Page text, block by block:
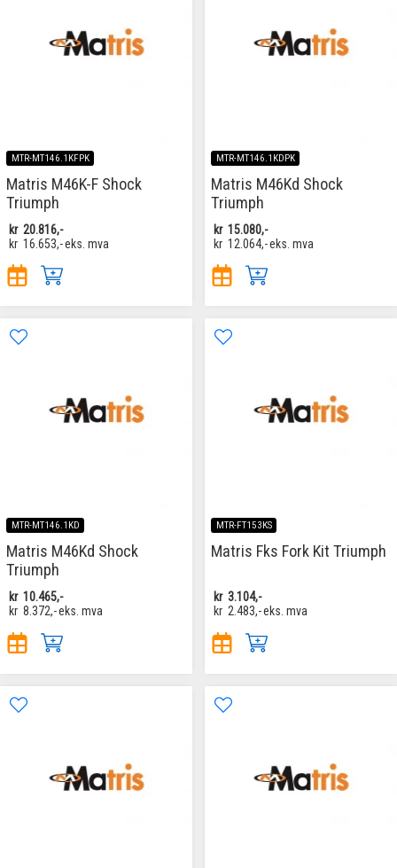
MTR-MT146.1KFPK
Matris M46K-F Shock
Triumph
kr 20.816,-
kr 16.653,-eks. mva
MTR-MT146.1KDPK
Matris M46Kd Shock
Triumph
kr 15.080,-
kr 12.064,-eks. mva
MTR-MT146.1KD
Matris M46Kd Shock
Triumph
kr 10.465,-
kr 8.372,-eks. mva
MTR-FT153KS
Matris Fks Fork Kit Triumph
kr 3.104,-
kr 2.483,-eks. mva